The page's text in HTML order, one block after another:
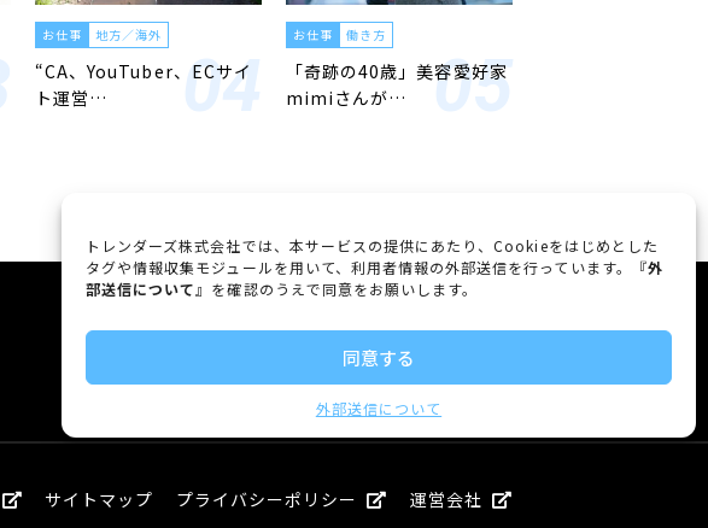
トレンダーズ株式会社では、本サービスの提供にあたり、Cookieをはじめとした
タグや情報収集モジュールを用いて、利用者情報の外部送信を行っています。『外
部送信について 』を確認のうえで同意をお願いします。
同意する
外部送信について
お仕事 地方／海外
“CA、YouTuber、ECサイ
ト運営…
お仕事 働き方
「奇跡の40歳」美容愛好家
mimiさんが…
サイトマップ プライバシーポリシー 運営会社